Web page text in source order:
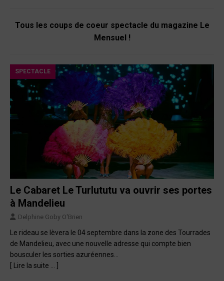
Tous les coups de coeur spectacle du magazine Le
Mensuel !
SPECTACLE
Le Cabaret Le Turlututu va ouvrir ses portes
à Mandelieu
Delphine Goby O'Brien
Le rideau se lèvera le 04 septembre dans la zone des Tourrades
de Mandelieu, avec une nouvelle adresse qui compte bien
bousculer les sorties azuréennes…
[ Lire la suite … ]